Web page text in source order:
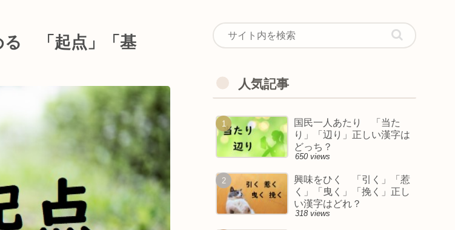
る 「起点」「基
人気記事
国民一人あたり 「当た
り」「辺り」正しい漢字は
どっち？
650 views
興味をひく 「引く」「惹
く」「曳く」「挽く」正し
い漢字はどれ？
318 views